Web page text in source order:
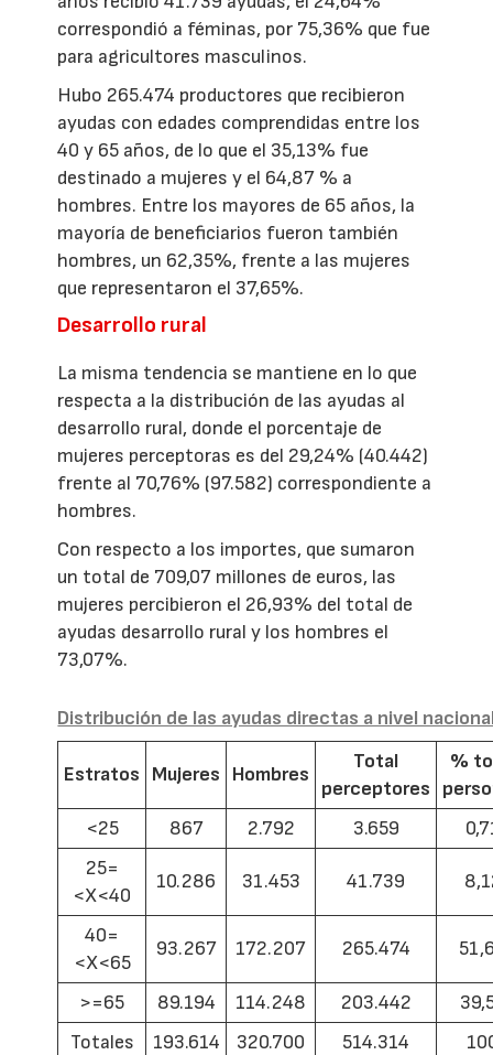
correspondió a féminas, por 75,36% que fue
para agricultores masculinos.
Hubo 265.474 productores que recibieron
ayudas con edades comprendidas entre los
40 y 65 años, de lo que el 35,13% fue
destinado a mujeres y el 64,87 % a
hombres. Entre los mayores de 65 años, la
mayoría de beneficiarios fueron también
hombres, un 62,35%, frente a las mujeres
que representaron el 37,65%.
Desarrollo rural
La misma tendencia se mantiene en lo que
respecta a la distribución de las ayudas al
desarrollo rural, donde el porcentaje de
mujeres perceptoras es del 29,24% (40.442)
frente al 70,76% (97.582) correspondiente a
hombres.
Con respecto a los importes, que sumaron
un total de 709,07 millones de euros, las
mujeres percibieron el 26,93% del total de
ayudas desarrollo rural y los hombres el
73,07%.
Distribución de las ayudas directas a nivel
Estratos Mujeres Hombres
Total
perceptores
%
<25
867 2.792 3.659
25=
<X<40
10.286 31.453 41.739
40=
<X<65
93.267 172.207 265.474
>=65 89.194 114.248 203.442
Totales
193.614 320.700 514.314